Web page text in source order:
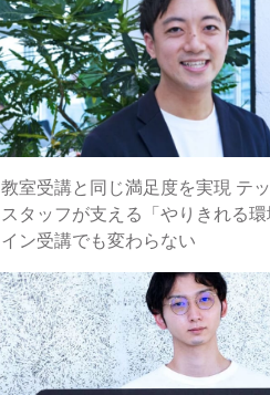
教室受講と同じ満足度を実現 テ
スタッフが支える「やりきれる
イン受講でも変わらない